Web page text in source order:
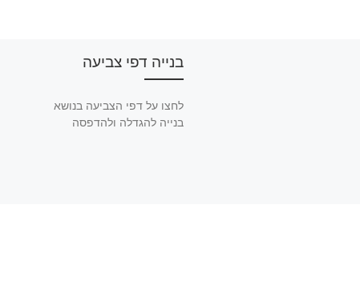
בנייה דפי צביעה
לחצו על דפי הצביעה בנושא
בנייה להגדלה ולהדפסה